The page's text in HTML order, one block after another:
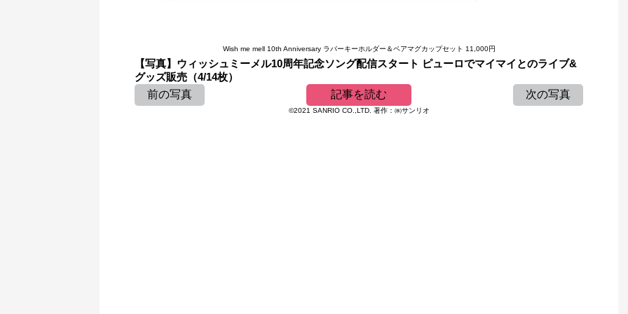
Wish me mell 10th Anniversary ラバーキーホルダー＆ペアマグカップセット 11,000円
【写真】ウィッシュミーメル10周年記念ソング配信スタート ピューロでマイマイとのライブ&
グッズ販売（4/14枚）
前の写真
記事を読む 次の写真
©︎2021 SANRIO CO.,LTD. 著作：㈱サンリオ